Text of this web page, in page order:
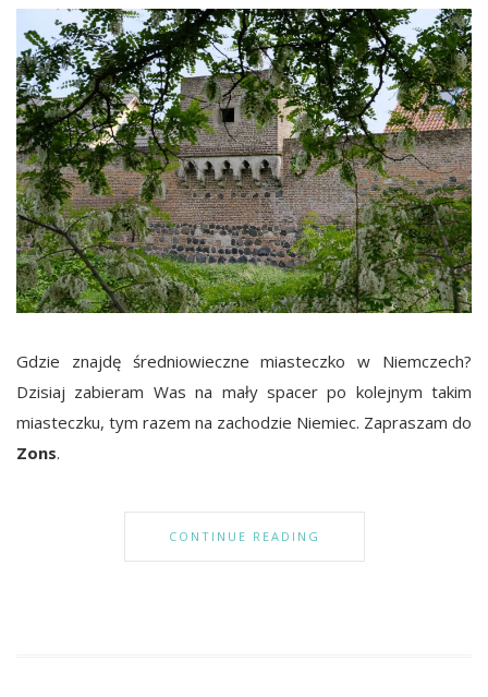
Gdzie znajdę średniowieczne miasteczko w Niemczech?
Dzisiaj zabieram Was na mały spacer po kolejnym takim
miasteczku, tym razem na zachodzie Niemiec. Zapraszam do
Zons.
CONTINUE READING